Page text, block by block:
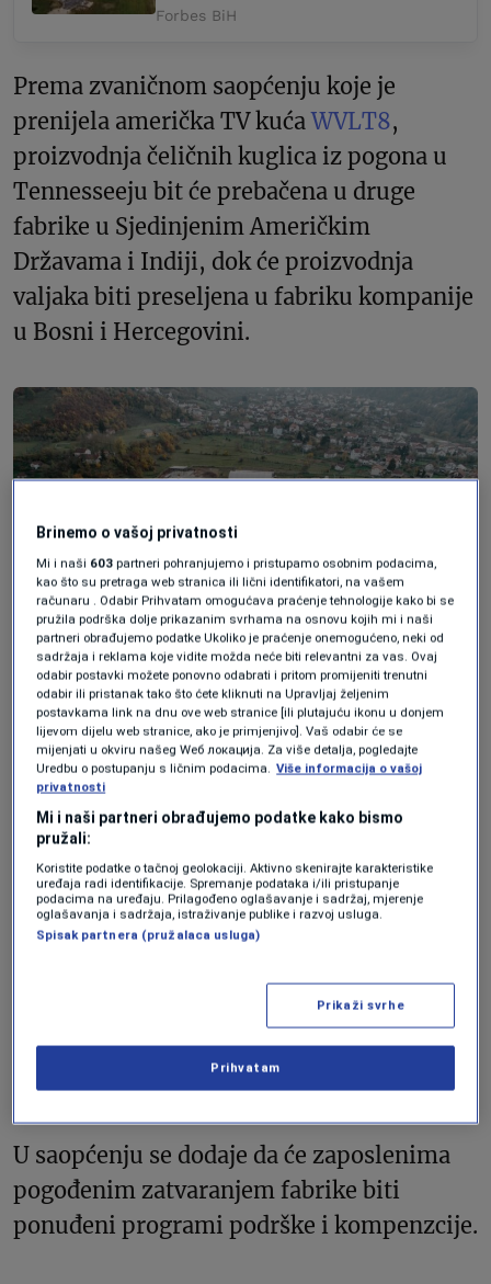
Forbes BiH
Prema zvaničnom saopćenju koje je
prenijela američka TV kućaWVLT8,
proizvodnja čeličnih kuglica iz pogona u
Tennesseeju bit će prebačena u druge
fabrike u Sjedinjenim Američkim
Državama i Indiji, dok će proizvodnja
valjaka biti preseljena u fabriku kompanije
u Bosni i Hercegovini.
Sjedište kompanije, Foto: Tsubaki-Nakashima
“Tsubaki Nakashima ostaje posvećena
neometanom snabdijevanju svojih
mušterija. Proizvodnja će biti postepeno
prebačena na druge fabrike koje posluju u
sklopu nase globalne proizvodne mreže
servisiranje naših mušterija”, navela je
kompanija u saopćenju, ističući da će
tokom tranzicije fokus ostati na
sigurnosti, kvaliteti i korisničkoj podršci.
U saopćenju se dodaje da će zaposlenima
pogođenim zatvaranjem fabrike biti
ponuđeni programi podrške i kompenzcije.
Brinemo o vašoj privatnosti
Mi i naši 603 partneri pohranjujemo i pristupamo osobnim podacima,
kao što su pretraga web stranica ili lični identifikatori, na vašem
računaru . Odabir Prihvatam omogućava praćenje tehnologije kako bi se
pružila podrška dolje prikazanim svrhama na osnovu kojih mi i naši
partneri obrađujemo podatke Ukoliko je praćenje onemogućeno, neki od
sadržaja i reklama koje vidite možda neće biti relevantni za vas. Ovaj
odabir postavki možete ponovno odabrati i pritom promijeniti trenutni
odabir ili pristanak tako što ćete kliknuti na Upravljaj željenim
postavkama link na dnu ove web stranice [ili plutajuću ikonu u donjem
lijevom dijelu web stranice, ako je primjenjivo]. Vaš odabir će se
mijenjati u okviru našeg Wеб локација. Za više detalja, pogledajte
Uredbu o postupanju s ličnim podacima. Više informacija o vašoj
privatnosti
Mi i naši partneri obrađujemo podatke kako bismo
pružali:
Koristite podatke o tačnoj geolokaciji. Aktivno skenirajte karakteristike
uređaja radi identifikacije. Spremanje podataka i/ili pristupanje
podacima na uređaju. Prilagođeno oglašavanje i sadržaj, mjerenje
oglašavanja i sadržaja, istraživanje publike i razvoj usluga.
Spisak partnera (pružalaca usluga)
Prikaži svrhe
Prihvatam